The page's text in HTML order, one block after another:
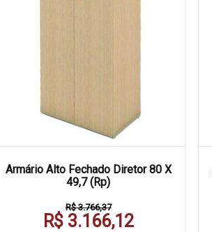
Armário Alto Fechado Diretor 80 X
49,7 (Rp)
R$ 3.766,37
R$ 3.166,12